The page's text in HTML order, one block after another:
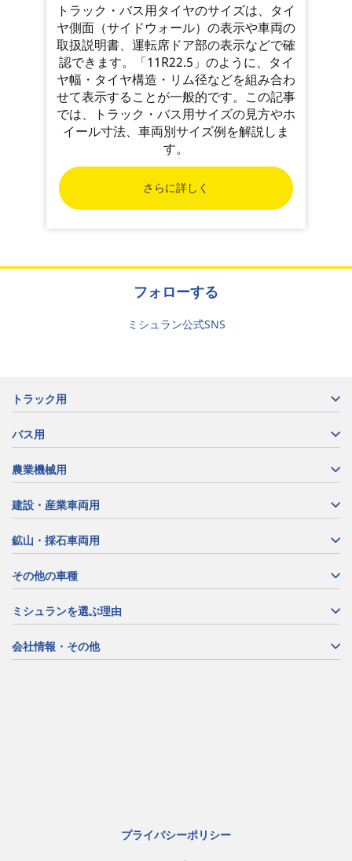
トラック・バス用タイヤのサイズは、タイ
ヤ側面（サイドウォール）の表示や車両の
取扱説明書、運転席ドア部の表示などで確
認できます。「11R22.5」のように、タイ
ヤ幅・タイヤ構造・リム径などを組み合わ
せて表示することが一般的です。この記事
では、トラック・バス用サイズの見方やホ
イール寸法、車両別サイズ例を解説しま
す。
さらに詳しく
フォローする
ミシュラン公式SNS
トラック用
バス用
農業機械用
建設・産業車両用
鉱山・採石車両用
その他の車種
ミシュランを選ぶ理由
会社情報・その他
プライバシーポリシー